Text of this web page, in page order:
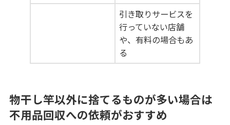
引き取りサービスを
行っていない店舗
や、有料の場合もあ
る
物干し竿以外に捨てるものが多い場合は
不用品回収への依頼がおすすめ